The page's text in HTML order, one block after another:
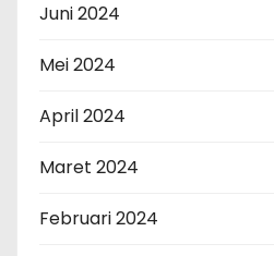
Juni 2024
Mei 2024
April 2024
Maret 2024
Februari 2024